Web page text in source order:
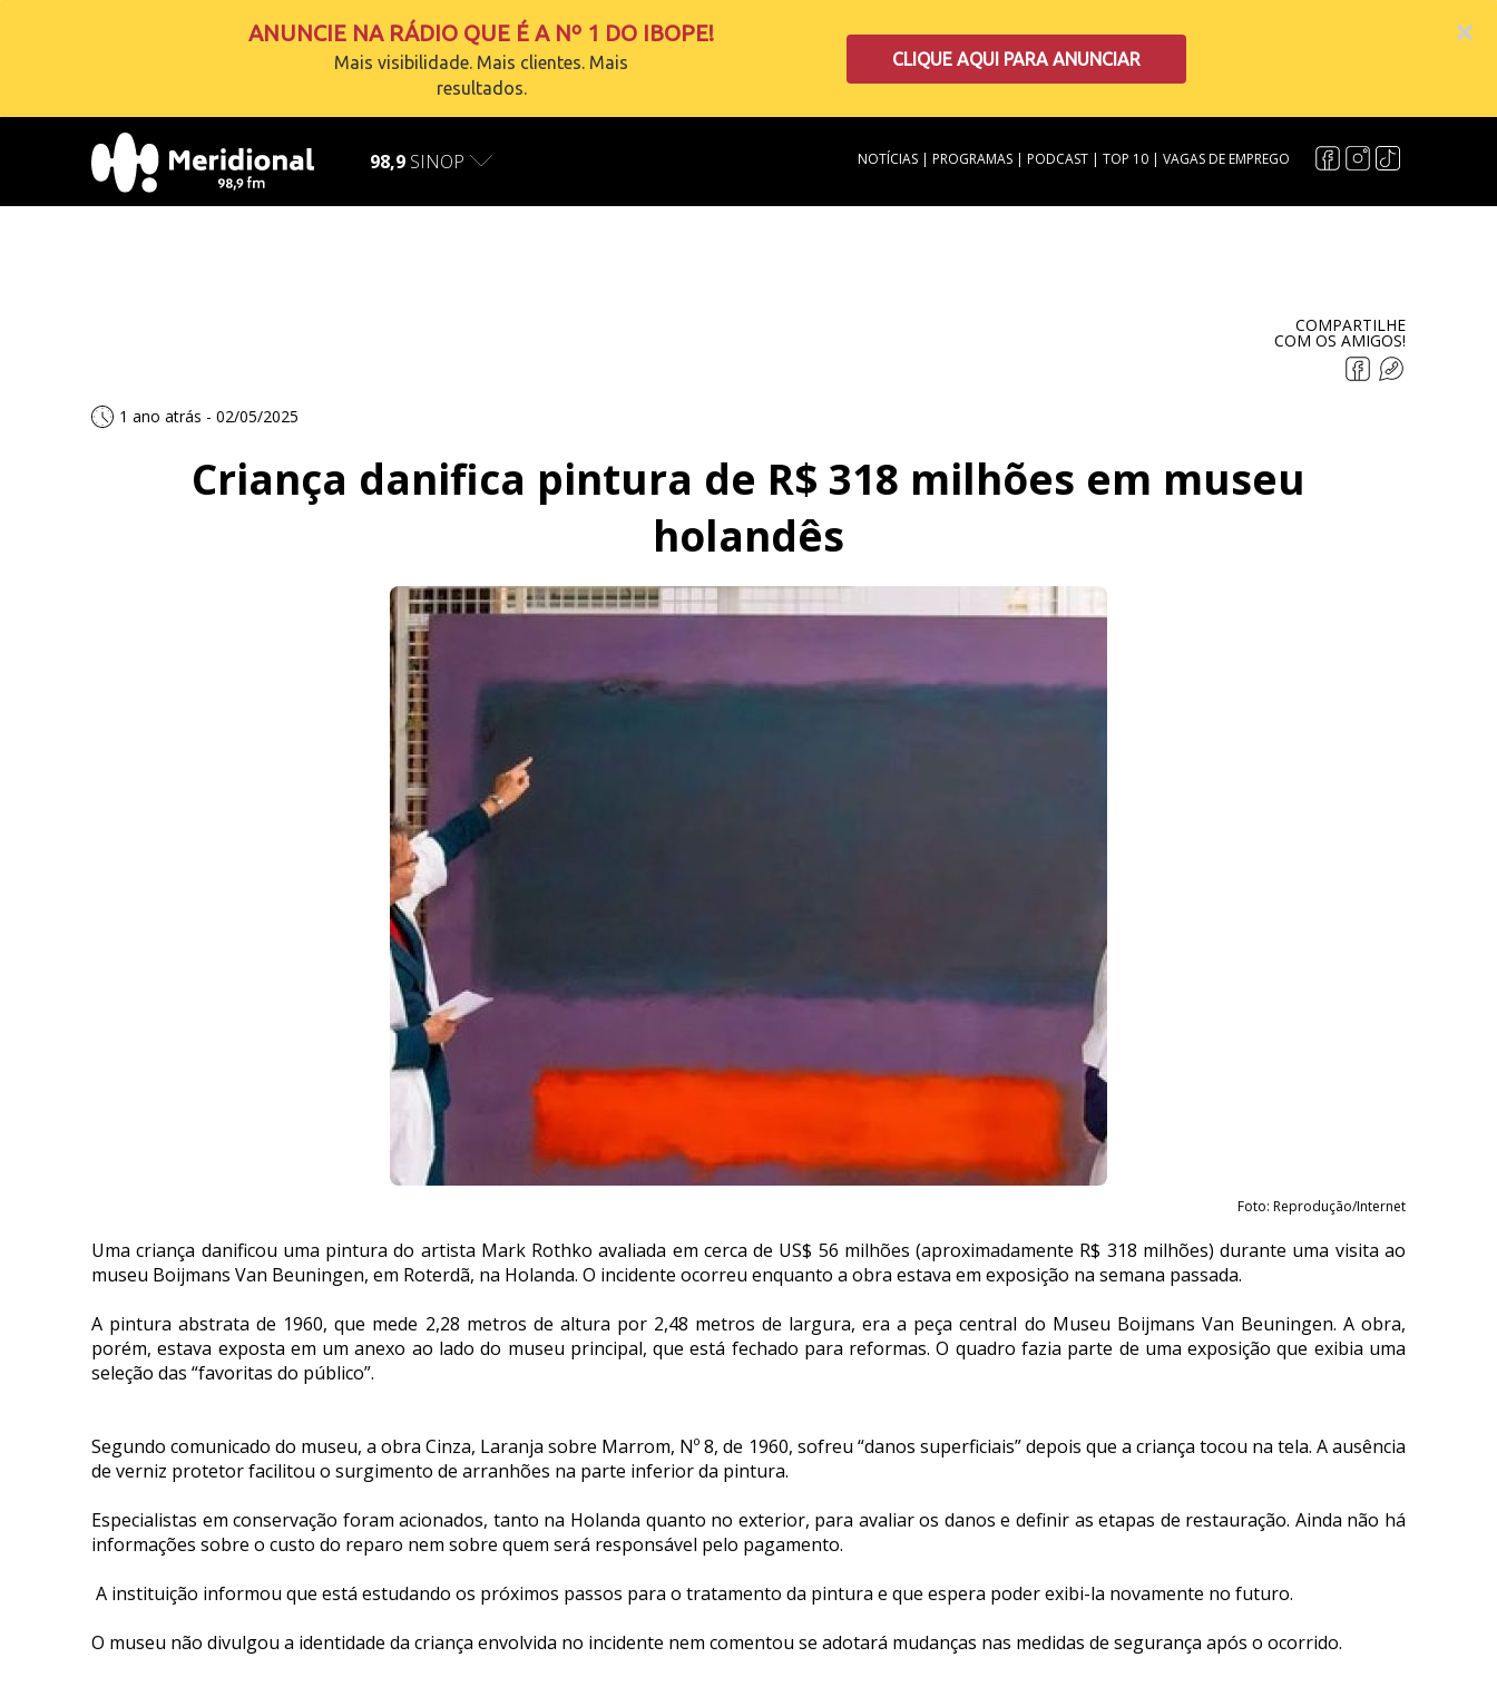
ANUNCIE NA RÁDIO QUE É A Nº 1 DO IBOPE!
Mais visibilidade. Mais clientes. Mais
resultados.
CLIQUE AQUI PARA ANUNCIAR
98,9 SINOP VAGAS DE EMPREGO
|
TOP 10
|
PODCAST
|
PROGRAMAS
|
NOTÍCIAS
COMPARTILHE
COM OS AMIGOS!
1 ano atrás - 02/05/2025
Criança danifica pintura de R$ 318 milhões em museu
holandês
Foto: Reprodução/Internet
Uma criança danificou uma pintura do artista Mark Rothko avaliada em cerca de US$ 56 milhões (aproximadamente R$ 318 milhões) durante uma visita ao
museu Boijmans Van Beuningen, em Roterdã, na Holanda. O incidente ocorreu enquanto a obra estava em exposição na semana passada.
A pintura abstrata de 1960, que mede 2,28 metros de altura por 2,48 metros de largura, era a peça central do Museu Boijmans Van Beuningen. A obra,
porém, estava exposta em um anexo ao lado do museu principal, que está fechado para reformas. O quadro fazia parte de uma exposição que exibia uma
seleção das “favoritas do público”.
Segundo comunicado do museu, a obra Cinza, Laranja sobre Marrom, Nº 8, de 1960, sofreu “danos superficiais” depois que a criança tocou na tela. A ausência
de verniz protetor facilitou o surgimento de arranhões na parte inferior da pintura.
Especialistas em conservação foram acionados, tanto na Holanda quanto no exterior, para avaliar os danos e definir as etapas de restauração. Ainda não há
informações sobre o custo do reparo nem sobre quem será responsável pelo pagamento.
A instituição informou que está estudando os próximos passos para o tratamento da pintura e que espera poder exibi-la novamente no futuro.
O museu não divulgou a identidade da criança envolvida no incidente nem comentou se adotará mudanças nas medidas de segurança após o ocorrido.